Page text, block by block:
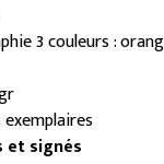
3 couleurs :
et signés